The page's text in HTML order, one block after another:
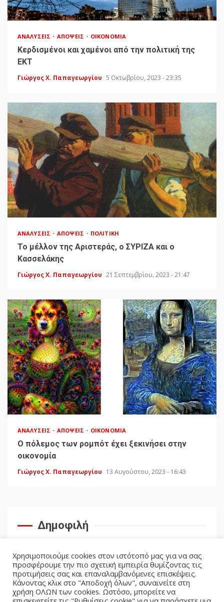
ΑΝΑΛΎΣΕΙΣ ΑΠΌΨΕΙΣ ΟΙΚΟΝΟΜΊΑ
Κερδισμένοι και χαμένοι από την πολιτική της
ΕΚΤ
Γιώργος Χ. Παπαγεωργίου 5 Οκτωβρίου, 2023 - 23:35
ΑΝΑΛΎΣΕΙΣ ΑΠΌΨΕΙΣ ΠΟΛΙΤΙΚΉ
Το μέλλον της Αριστεράς, ο ΣΥΡΙΖΑ και ο
Κασσελάκης
Γιώργος Χ. Παπαγεωργίου 21 Σεπτεμβρίου, 2023 - 21:47
ΑΝΑΛΎΣΕΙΣ ΑΠΌΨΕΙΣ ΟΙΚΟΝΟΜΊΑ
Ο πόλεμος των ρομπότ έχει ξεκινήσει στην
οικονομία
Γιώργος Χ. Παπαγεωργίου 13 Αυγούστου, 2023 - 16:43
Δημοφιλή
Χρησιμοποιούμε cookies στον ιστότοπό μας για να σας
προσφέρουμε την πιο σχετική εμπειρία θυμίζοντας τις
προτιμήσεις σας και επαναλαμβανόμενες επισκέψεις.
Κάνοντας κλικ στο "Αποδοχή όλων", συναινείτε στη
χρήση ΟΛΩΝ των cookies. Ωστόσο, μπορείτε να